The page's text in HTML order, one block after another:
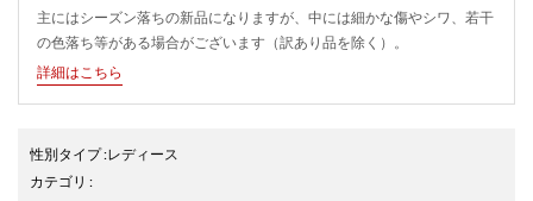
主にはシーズン落ちの新品になりますが、中には細かな傷やシワ、若干
の色落ち等がある場合がございます（訳あり品を除く）。
詳細はこちら
性別タイプ:レディース
カテゴリ :